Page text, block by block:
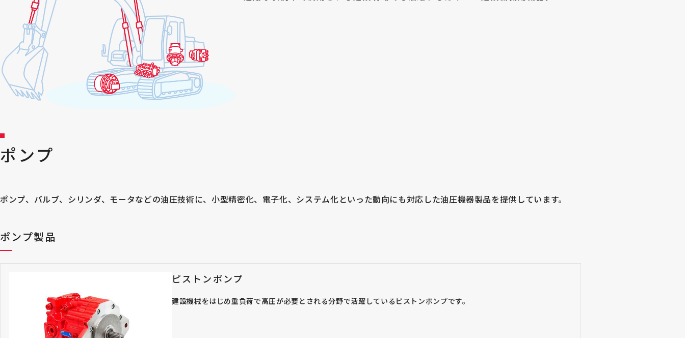
ポンプ
ポンプ、バルブ、シリンダ、モータなどの油圧技術に、小型精密化、電子化、システム化といった動向にも対応した油圧機器製品を提供しています。
ポンプ製品
ピストンポンプ
建設機械をはじめ重負荷で高圧が必要とされる分野で活躍しているピストンポンプです。